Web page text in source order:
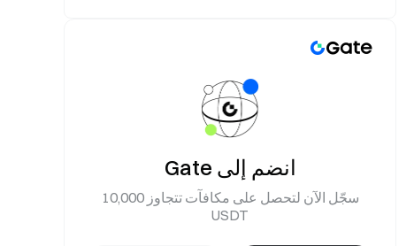
انضم إلى Gate
سجّل الآن لتحصل على مكافآت تتجاوز 10,000
USDT